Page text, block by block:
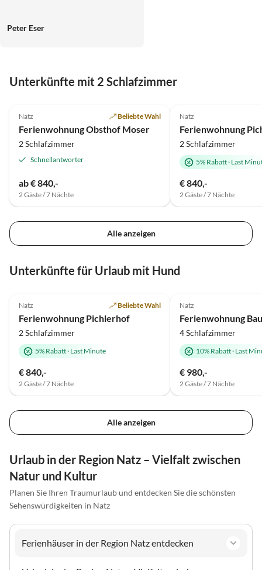
Peter Eser
Unterkünfte mit 2 Schlafzimmer
Natz Beliebte Wahl
Ferienwohnung Obsthof Moser
2 Schlafzimmer
Schnellantworter
ab € 840,-
2 Gäste / 7 Nächte
Natz
Ferienwohnung
2 Schlafzimmer
5% Rabatt· Last
€ 840,-
2 Gäste / 7 Nächte
Alle anzeigen
Unterkünfte für Urlaub mit Hund
Natz Beliebte Wahl
Ferienwohnung Pichlerhof
2 Schlafzimmer
5% Rabatt· Last Minute
€ 840,-
2 Gäste / 7 Nächte
Natz
Ferienwohnung
4 Schlafzimmer
10% Rabatt· Last
€ 980,-
2 Gäste / 7 Nächte
Alle anzeigen
Urlaub in der Region Natz – Vielfalt zwischen
Natur und Kultur
Planen Sie Ihren Traumurlaub und entdecken Sie die schönsten
Sehenswürdigkeiten in Natz
Ferienhäuser in der Region Natz entdecken